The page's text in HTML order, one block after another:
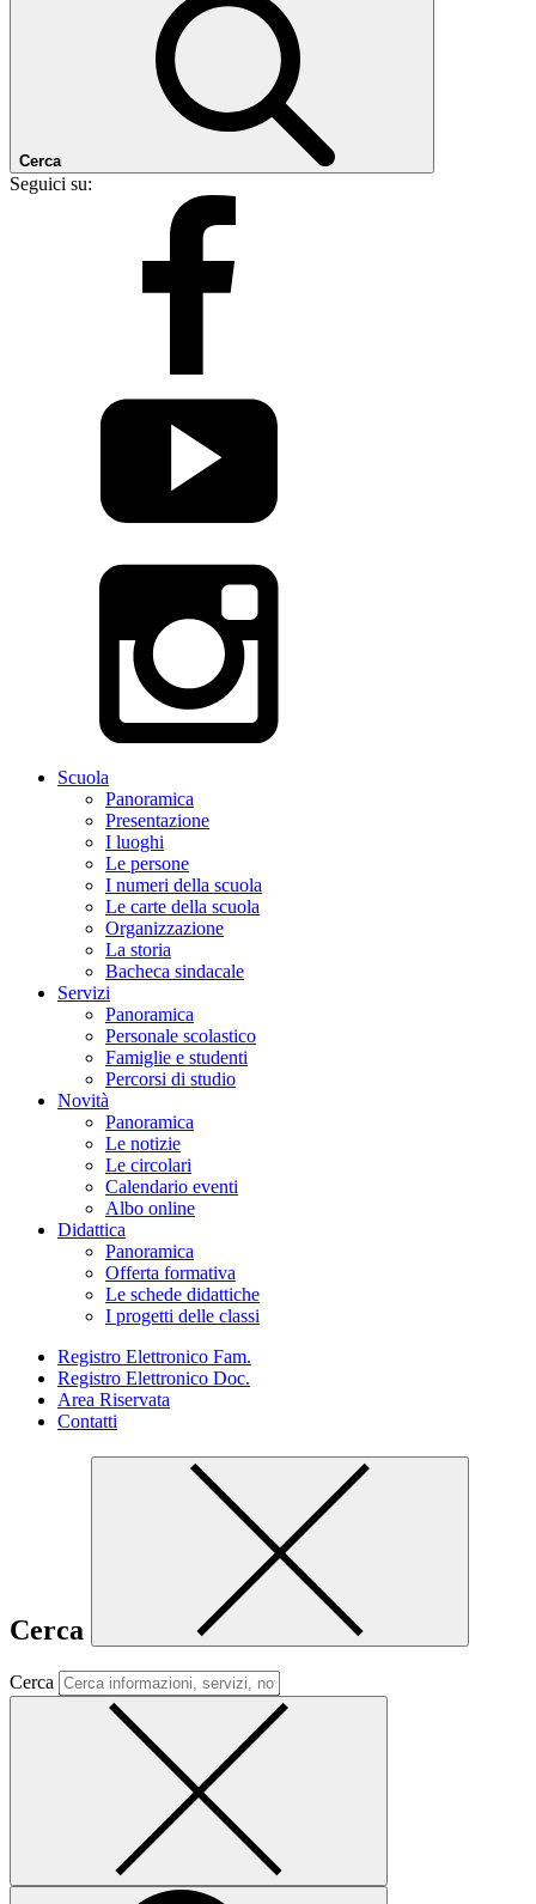
Cerca
Seguici su:
Scuola
Panoramica
Presentazione
I luoghi
Le persone
I numeri della scuola
Le carte della scuola
Organizzazione
La storia
Bacheca sindacale
Servizi
Panoramica
Personale scolastico
Famiglie e studenti
Percorsi di studio
Novità
Panoramica
Le notizie
Le circolari
Calendario eventi
Albo online
Didattica
Panoramica
Offerta formativa
Le schede didattiche
I progetti delle classi
Registro Elettronico Fam.
Registro Elettronico Doc.
Area Riservata
Contatti
Cerca
Cerca